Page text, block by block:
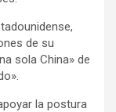
de su
sola China» de
la postura